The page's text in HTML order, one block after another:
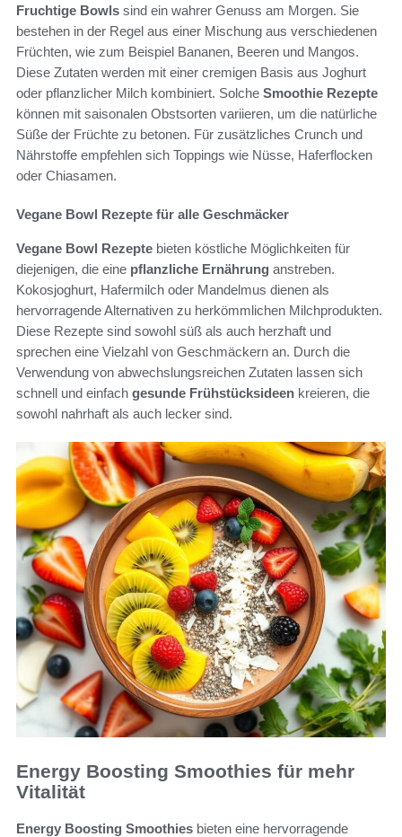
Fruchtige Bowls sind ein wahrer Genuss am Morgen. Sie
bestehen in der Regel aus einer Mischung aus verschiedenen
Früchten, wie zum Beispiel Bananen, Beeren und Mangos.
Diese Zutaten werden mit einer cremigen Basis aus Joghurt
oder pflanzlicher Milch kombiniert. Solche Smoothie Rezepte
können mit saisonalen Obstsorten variieren, um die natürliche
Süße der Früchte zu betonen. Für zusätzliches Crunch und
Nährstoffe empfehlen sich Toppings wie Nüsse, Haferflocken
oder Chiasamen.
Vegane Bowl Rezepte für alle Geschmäcker
Vegane Bowl Rezepte bieten köstliche Möglichkeiten für
diejenigen, die eine pflanzliche Ernährung anstreben.
Kokosjoghurt, Hafermilch oder Mandelmus dienen als
hervorragende Alternativen zu herkömmlichen Milchprodukten.
Diese Rezepte sind sowohl süß als auch herzhaft und
sprechen eine Vielzahl von Geschmäckern an. Durch die
Verwendung von abwechslungsreichen Zutaten lassen sich
schnell und einfach gesunde Frühstücksideen kreieren, die
sowohl nahrhaft als auch lecker sind.
Energy Boosting Smoothies für mehr
Vitalität
Energy Boosting Smoothies bieten eine hervorragende